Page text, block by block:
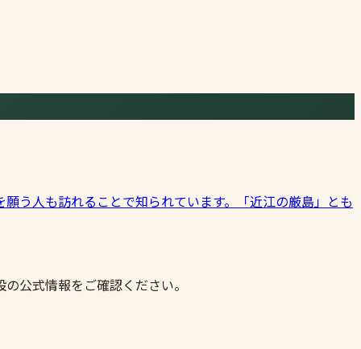
う人も訪れることで知られています。「近江の厳島」とも
公式情報をご確認ください。